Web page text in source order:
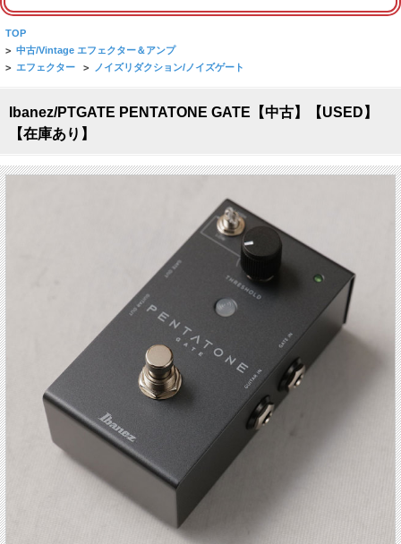
TOP
> 中古/Vintage エフェクター＆アンプ
> エフェクター > ノイズリダクション/ノイズゲート
Ibanez/PTGATE PENTATONE GATE【中古】【USED】
【在庫あり】